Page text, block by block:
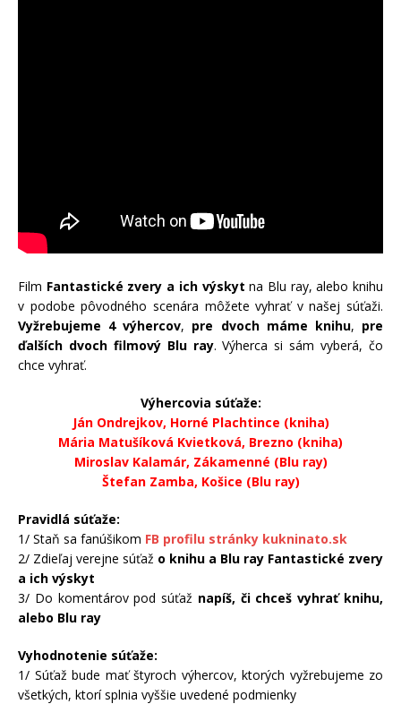
Film Fantastické zvery a ich výskyt na Blu ray, alebo knihu
v podobe pôvodného scenára môžete vyhrať v našej súťaži.
Vyžrebujeme 4 výhercov, pre dvoch máme knihu, pre
ďalších dvoch filmový Blu ray. Výherca si sám vyberá, čo
chce vyhrať.
Výhercovia súťaže:
Ján Ondrejkov, Horné Plachtince (kniha)
Mária Matušíková Kvietková, Brezno (kniha)
Miroslav Kalamár, Zákamenné (Blu ray)
Štefan Zamba, Košice (Blu ray)
Pravidlá súťaže:
1/ Staň sa fanúšikom FB profilu stránky kukninato.sk
2/ Zdieľaj verejne súťaž o knihu a Blu ray Fantastické zvery
a ich výskyt
3/ Do komentárov pod súťaž napíš, či chceš vyhrať knihu,
alebo Blu ray
Vyhodnotenie súťaže:
1/ Súťaž bude mať štyroch výhercov, ktorých vyžrebujeme zo
všetkých, ktorí splnia vyššie uvedené podmienky